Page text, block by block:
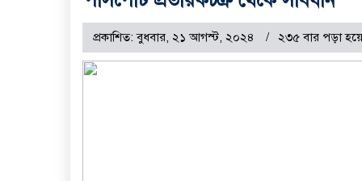
প্রকাশিত: বুধবার, ২১ আগস্ট, ২০২৪ ২৩৫ বার পড়া